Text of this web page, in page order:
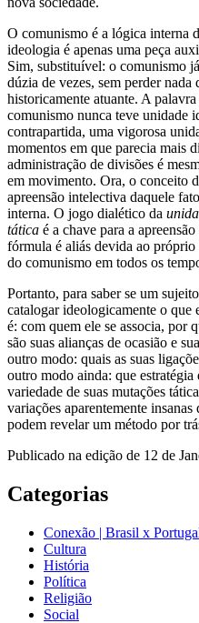
O comunismo é a lógica interna
ideologia é apenas uma peça
Sim, substituível: o comunismo
dúzia de vezes, sem perder
historicamente atuante. A palavra
comunismo nunca teve unidade
contrapartida, uma vigorosa
momentos em que parecia mais
administração de divisões é
em movimento. Ora, o conceito
apreensão intelectiva daquele
interna. O jogo dialético da
tática é a chave para a
fórmula é aliás devida ao
do comunismo em todos os
Portanto, para saber se um
catalogar ideologicamente o que
é: com quem ele se associa, por
são suas alianças de ocasião e
outro modo: quais as suas
outro modo ainda: que
variedade de suas mutações
variações aparentemente
podem revelar um método por
Publicado na edição de 12 de
Categorias
Conexão | Brasil x
Cultura
História
Política
Religião
Social